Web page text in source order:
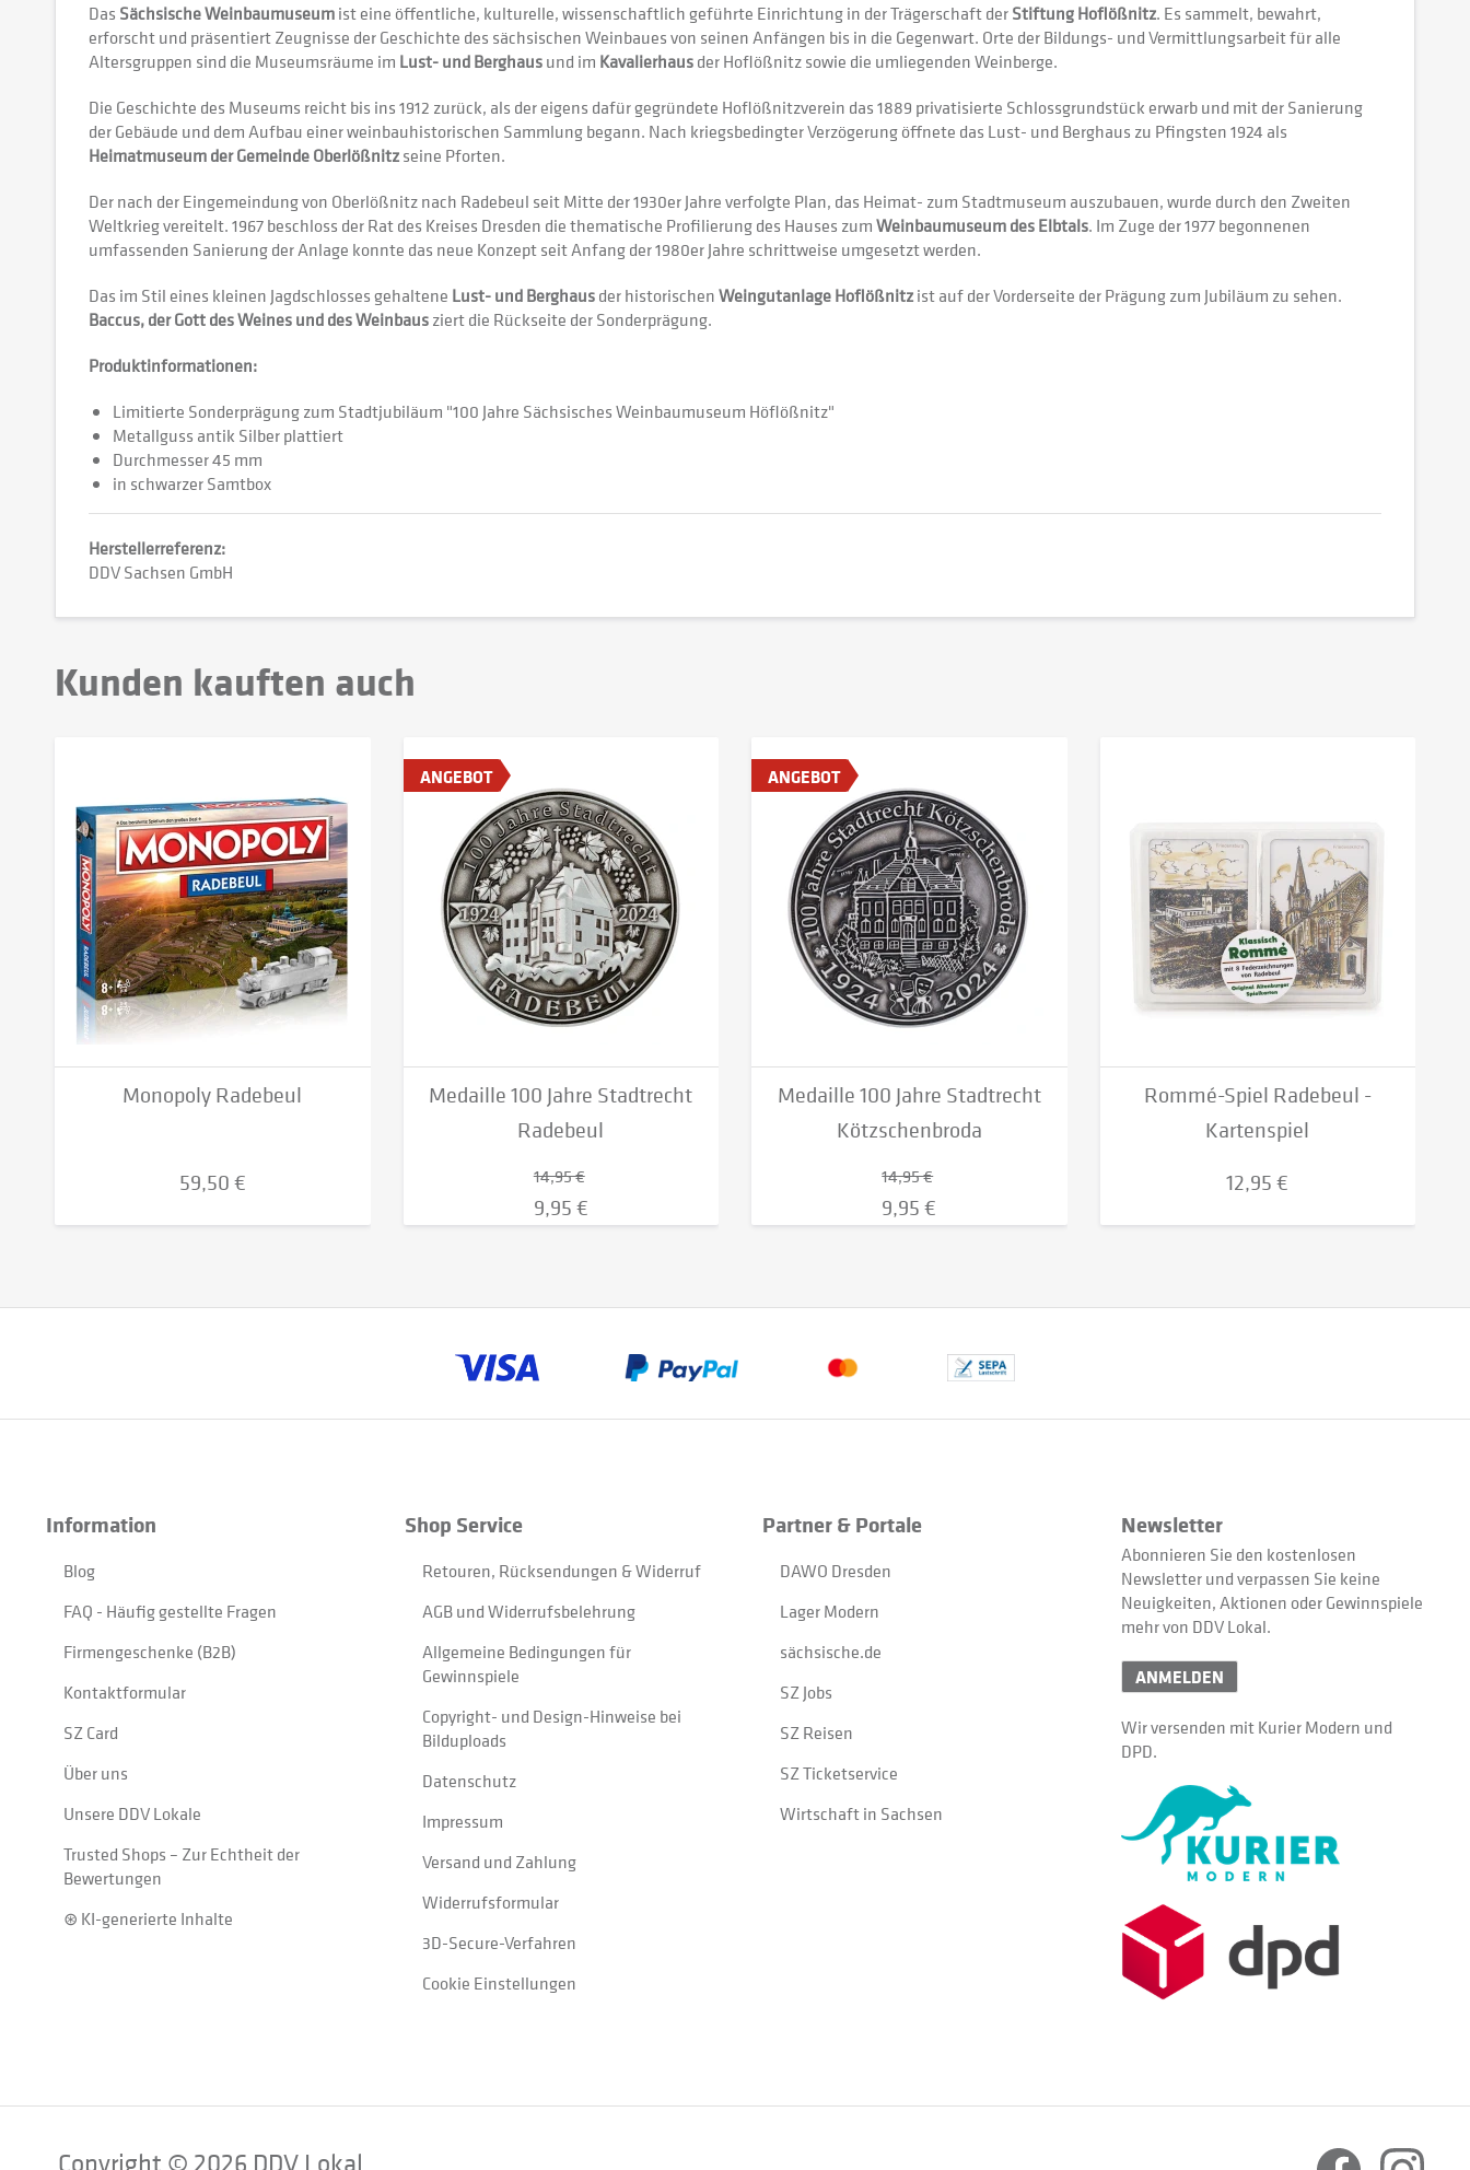
Das Sächsische Weinbaumuseumist eine öffentliche, kulturelle, wissenschaftlich geführte Einrichtung in der Trägerschaft derStiftung Hoflößnitz. Es sammelt, bewahrt,
erforscht und präsentiert Zeugnisse der Geschichte des sächsischen Weinbaues von seinen Anfängen bis in die Gegenwart. Orte der Bildungs- und Vermittlungsarbeit für alle
Altersgruppen sind die Museumsräume im Lust- und Berghausund im Kavalierhausder Hoflößnitz sowie die umliegenden Weinberge.
Die Geschichte des Museums reicht bis ins 1912 zurück, als der eigens dafür gegründete Hoflößnitzverein das 1889 privatisierte Schlossgrundstück erwarb und mit der Sanierung
der Gebäude und dem Aufbau einer weinbauhistorischen Sammlung begann. Nach kriegsbedingter Verzögerung öffnete das Lust- und Berghaus zu Pfingsten 1924 als
Heimatmuseum der Gemeinde Oberlößnitzseine Pforten.
Der nach der Eingemeindung von Oberlößnitz nach Radebeul seit Mitte der 1930er Jahre verfolgte Plan, das Heimat- zum Stadtmuseum auszubauen, wurde durch den Zweiten
Weltkrieg vereitelt. 1967 beschloss der Rat des Kreises Dresden die thematische Profilierung des Hauses zumWeinbaumuseum des Elbtals. Im Zuge der 1977 begonnenen
umfassenden Sanierung der Anlage konnte das neue Konzept seit Anfang der 1980er Jahre schrittweise umgesetzt werden.
Das im Stil eines kleinen Jagdschlosses gehaltene Lust- und Berghausder historischenWeingutanlage Hoflößnitzist auf der Vorderseite der Prägung zum Jubiläum zu sehen.
Baccus, der Gott des Weines und des Weinbausziert die Rückseite der Sonderprägung.
Produktinformationen:
Limitierte Sonderprägung zum Stadtjubiläum "100 Jahre Sächsisches Weinbaumuseum Höflößnitz"
Metallguss antik Silber plattiert
Durchmesser 45 mm
in schwarzer Samtbox
Herstellerreferenz:
DDV Sachsen GmbH
Kunden kauften auch
Monopoly Radebeul
59,50 €
ANGEBOT
Medaille 100 Jahre Stadtrecht
Radebeul
14,95 €
9,95 €
ANGEBOT
Medaille 100 Jahre Stadtrecht
Kötzschenbroda
14,95 €
9,95 €
Rommé-Spiel Radebeul -
Kartenspiel
12,95 €
Information
Blog
FAQ - Häufig gestellte Fragen
Firmengeschenke (B2B)
Kontaktformular
SZ Card
Über uns
Unsere DDV Lokale
Trusted Shops – Zur Echtheit der
Bewertungen
⊛ KI-generierte Inhalte
Shop Service
Retouren, Rücksendungen & Widerruf
AGB und Widerrufsbelehrung
Allgemeine Bedingungen für
Gewinnspiele
Copyright- und Design-Hinweise bei
Bilduploads
Datenschutz
Impressum
Versand und Zahlung
Widerrufsformular
3D-Secure-Verfahren
Cookie Einstellungen
Partner & Portale
DAWO Dresden
Lager Modern
sächsische.de
SZ Jobs
SZ Reisen
SZ Ticketservice
Wirtschaft in Sachsen
Newsletter
Abonnieren Sie den kostenlosen
Newsletter und verpassen Sie keine
Neuigkeiten, Aktionen oder Gewinnspiele
mehr von DDV Lokal.
ANMELDEN
Wir versenden mit Kurier Modern und
DPD.
Copyright © 2026 DDV Lokal